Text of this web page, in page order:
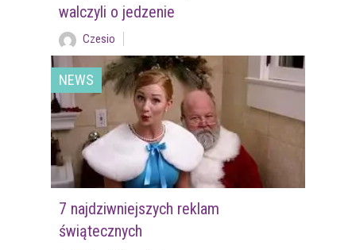
walczyli o jedzenie
Czesio
NEWS
7 najdziwniejszych reklam
świątecznych